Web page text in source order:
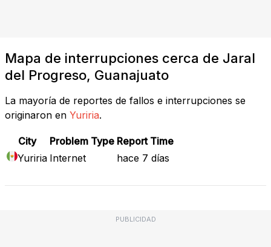
Mapa de interrupciones cerca de Jaral
del Progreso, Guanajuato
La mayoría de reportes de fallos e interrupciones se
originaron en Yuriria.
City Problem Type Report Time
Yuriria Internet hace 7 días
PUBLICIDAD